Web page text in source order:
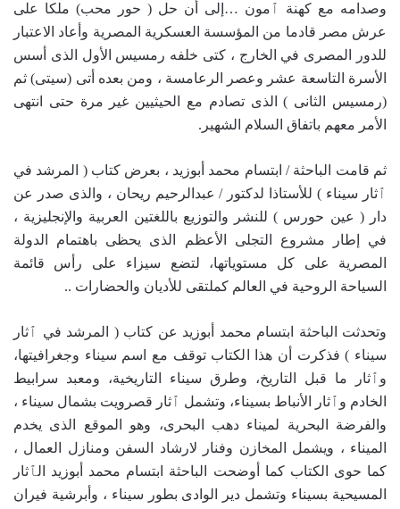
وصدامه مع كهنة ٱمون …إلى أن حل ( حور محب) ملكا على
عرش مصر قادما من المؤسسة العسكرية المصرية وأعاد الاعتبار
للدور المصرى في الخارج ، كتى خلفه رمسيس الأول الذى أسس
الأسرة التاسعة عشر وعصر الرعامسة ، ومن بعده أتى (سيتى) ثم
(رمسيس الثانى ) الذى تصادم مع الحيثيين غير مرة حتى انتهى
الأمر معهم باتفاق السلام الشهير.
ثم قامت الباحثة / ابتسام محمد أبوزيد ، بعرض كتاب ( المرشد في
ٱثار سيناء ) للأستاذا لدكتور / عبدالرحيم ريحان ، والذى صدر عن
دار ( عين حورس ) للنشر والتوزيع باللغتين العربية والإنجليزية ،
في إطار مشروع التجلى الأعظم الذى يحظى باهتمام الدولة
المصرية على كل مستوياتها، لتضع سيزاء على رأس قائمة
السياحة الروحية في العالم كملتقى للأديان والحضارات ..
وتحدثت الباحثة ابتسام محمد أبوزيد عن كتاب ( المرشد في ٱثار
سيناء ) فذكرت أن هذا الكتاب توقف مع اسم سيناء وجغرافيتها،
وٱثار ما قبل التاريخ، وطرق سيناء التاريخية، ومعبد سرابيط
الخادم وٱثار الأنباط بسيناء، وتشمل ٱثار قصرويت بشمال سيناء ،
والفرضة البحرية لميناء دهب البحرى، وهو الموقع الذى يخدم
الميناء ، ويشمل المخازن وفنار لارشاد السفن ومنازل العمال ،
كما حوى الكتاب كما أوضحت الباحثة ابتسام محمد أبوزيد الٱثار
المسيحية بسيناء وتشمل دير الوادى بطور سيناء ، وأبرشية فيران